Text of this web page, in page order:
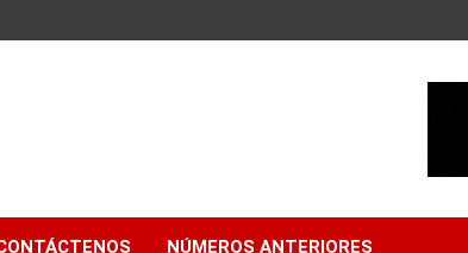
NÚMEROS ANTERIORES